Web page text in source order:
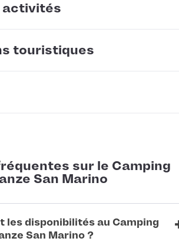
activités
touristiques
sur le Camping
San Marino
les disponibilités au Camping
San Marino ?